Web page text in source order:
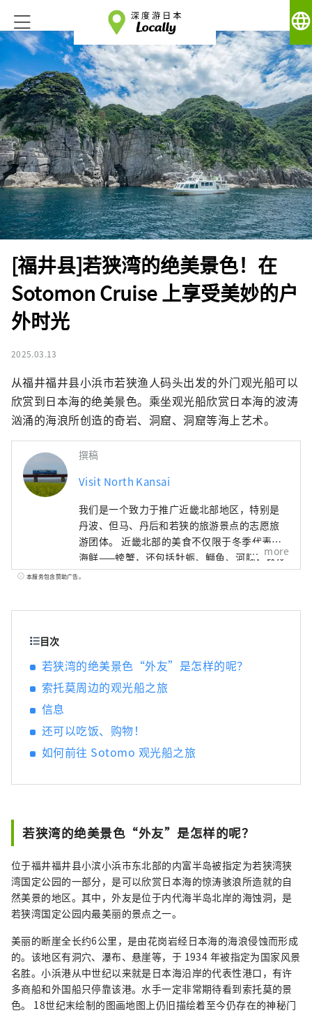
language
[福井县]若狭湾的绝美景色！在
Sotomon Cruise 上享受美妙的户
外时光
2025.03.13
从福井福井县小浜市若狭渔人码头出发的外门观光船可以
欣赏到日本海的绝美景色。乘坐观光船欣赏日本海的波涛
汹涌的海浪所创造的奇岩、洞窟、洞窟等海上艺术。
撰稿
Visit North Kansai
我们是一个致力于推广近畿北部地区，特别是
丹波、但马、丹后和若狭的旅游景点的志愿旅
游团体。 近畿北部的美食不仅限于冬季代表性
海鲜——螃蟹，还包括牡蛎、鰤鱼、河豚，以及
夏季的美味，如海蛤、岩蚝、白鱿鱼。山区特
more
本服务包含赞助广告。
目次
若狭湾的绝美景色“外友”是怎样的呢？
索托莫周边的观光船之旅
信息
还可以吃饭、购物！
如何前往 Sotomo 观光船之旅
若狭湾的绝美景色“外友”是怎样的呢？
位于福井福井县小滨小浜市东北部的内富半岛被指定为若狭湾狭
湾国定公园的一部分，是可以欣赏日本海的惊涛骇浪所造就的自
然美景的地区。其中，外友是位于内代海半岛北岸的海蚀洞，是
若狭湾国定公园内最美丽的景点之一。
美丽的断崖全长约6公里，是由花岗岩经日本海的海浪侵蚀而形成
的。该地区有洞穴、瀑布、悬崖等，于 1934 年被指定为国家风景
名胜。小浜港从中世纪以来就是日本海沿岸的代表性港口，有许
多商船和外国船只停靠该港。水手一定非常期待看到索托莫的景
色。 18世纪末绘制的图画地图上仍旧描绘着至今仍存在的神秘门